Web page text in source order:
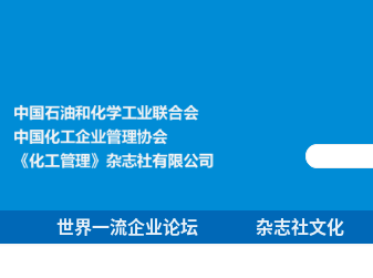
世界一流企业论坛 杂志社文化